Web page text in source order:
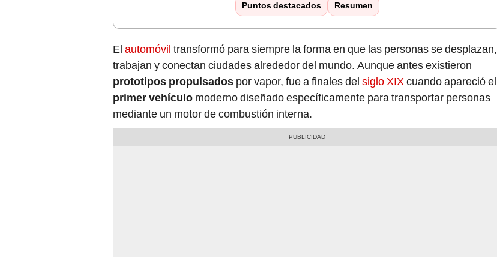
Puntos destacados Resumen
El automóvil transformó para siempre la forma en que las personas se desplazan,
trabajan y conectan ciudades alrededor del mundo. Aunque antes existieron
prototipos propulsados por vapor, fue a finales del siglo XIXcuando apareció el
primer vehículo moderno diseñado específicamente para transportar personas
mediante un motor de combustión interna.